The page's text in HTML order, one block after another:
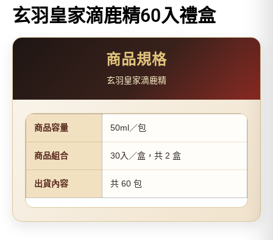
玄羽皇家滴鹿精60入禮盒
商品規格
玄羽皇家滴鹿精
商品容量 50ml／包
商品組合 30入／盒，共 2 盒
出貨內容 共 60 包